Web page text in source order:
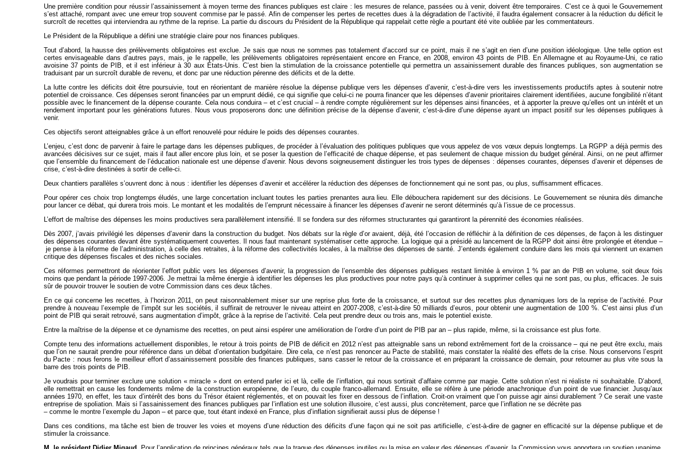
Une première condition pour réussir l’assainissement à moyen terme des finances publiques est claire : les mesures de relance, passées ou à venir, doivent être temporaires. C’est ce à quoi le Gouvernement
s’est attaché, rompant avec une erreur trop souvent commise par le passé. Afin de compenser les pertes de recettes dues à la dégradation de l’activité, il faudra également consacrer à la réduction du déficit le
surcroît de recettes qui interviendra au rythme de la reprise. La partie du discours du Président de la République qui rappelait cette règle a pourtant été vite oubliée par les commentateurs.
Le Président de la République a défini une stratégie claire pour nos finances publiques.
Tout d’abord, la hausse des prélèvements obligatoires est exclue. Je sais que nous ne sommes pas totalement d’accord sur ce point, mais il ne s’agit en rien d’une position idéologique. Une telle option est
certes envisageable dans d’autres pays, mais, je le rappelle, les prélèvements obligatoires représentaient encore en France, en 2008, environ 43 points de PIB. En Allemagne et au Royaume-Uni, ce ratio
avoisine 37 points de PIB, et il est inférieur à 30 aux États-Unis. C’est bien la stimulation de la croissance potentielle qui permettra un assainissement durable des finances publiques, son augmentation se
traduisant par un surcroît durable de revenu, et donc par une réduction pérenne des déficits et de la dette.
La lutte contre les déficits doit être poursuivie, tout en réorientant de manière résolue la dépense publique vers les dépenses d’avenir, c’est-à-dire vers les investissements productifs aptes à soutenir notre
potentiel de croissance. Ces dépenses seront financées par un emprunt dédié, ce qui signifie que celui-ci ne pourra financer que les dépenses d’avenir prioritaires clairement identifiées, aucune fongibilité n’étant
possible avec le financement de la dépense courante. Cela nous conduira – et c’est crucial – à rendre compte régulièrement sur les dépenses ainsi financées, et à apporter la preuve qu’elles ont un intérêt et un
rendement important pour les générations futures. Nous vous proposerons donc une définition précise de la dépense d’avenir, c’est-à-dire d’une dépense ayant un impact positif sur les dépenses publiques à
venir.
Ces objectifs seront atteignables grâce à un effort renouvelé pour réduire le poids des dépenses courantes.
L’enjeu, c’est donc de parvenir à faire le partage dans les dépenses publiques, de procéder à l’évaluation des politiques publiques que vous appelez de vos vœux depuis longtemps. La RGPP a déjà permis des
avancées décisives sur ce sujet, mais il faut aller encore plus loin, et se poser la question de l’efficacité de chaque dépense, et pas seulement de chaque mission du budget général. Ainsi, on ne peut affirmer
que l’ensemble du financement de l’éducation nationale est une dépense d’avenir. Nous devons soigneusement distinguer les trois types de dépenses : dépenses courantes, dépenses d’avenir et dépenses de
crise, c’est-à-dire destinées à sortir de celle-ci.
Deux chantiers parallèles s’ouvrent donc à nous : identifier les dépenses d’avenir et accélérer la réduction des dépenses de fonctionnement qui ne sont pas, ou plus, suffisamment efficaces.
Pour opérer ces choix trop longtemps éludés, une large concertation incluant toutes les parties prenantes aura lieu. Elle débouchera rapidement sur des décisions. Le Gouvernement se réunira dès dimanche
pour lancer ce débat, qui durera trois mois. Le montant et les modalités de l’emprunt nécessaire à financer les dépenses d’avenir ne seront déterminés qu’à l’issue de ce processus.
L’effort de maîtrise des dépenses les moins productives sera parallèlement intensifié. Il se fondera sur des réformes structurantes qui garantiront la pérennité des économies réalisées.
Dès 2007, j’avais privilégié les dépenses d’avenir dans la construction du budget. Nos débats sur la règle d’or avaient, déjà, été l’occasion de réfléchir à la définition de ces dépenses, de façon à les distinguer
des dépenses courantes devant être systématiquement couvertes. Il nous faut maintenant systématiser cette approche. La logique qui a présidé au lancement de la RGPP doit ainsi être prolongée et étendue –
je pense à la réforme de l’administration, à celle des retraites, à la réforme des collectivités locales, à la maîtrise des dépenses de santé. J’entends également conduire dans les mois qui viennent un examen
critique des dépenses fiscales et des niches sociales.
Ces réformes permettront de réorienter l’effort public vers les dépenses d’avenir, la progression de l’ensemble des dépenses publiques restant limitée à environ 1 % par an de PIB en volume, soit deux fois
moins que pendant la période 1997-2006. Je mettrai la même énergie à identifier les dépenses les plus productives pour notre pays qu’à continuer à supprimer celles qui ne sont pas, ou plus, efficaces. Je suis
sûr de pouvoir trouver le soutien de votre Commission dans ces deux tâches.
En ce qui concerne les recettes, à l’horizon 2011, on peut raisonnablement miser sur une reprise plus forte de la croissance, et surtout sur des recettes plus dynamiques lors de la reprise de l’activité. Pour
prendre à nouveau l’exemple de l’impôt sur les sociétés, il suffirait de retrouver le niveau atteint en 2007-2008, c’est-à-dire 50 milliards d’euros, pour obtenir une augmentation de 100 %. C’est ainsi plus d’un
point de PIB qui serait retrouvé, sans augmentation d’impôt, grâce à la reprise de l’activité. Cela peut prendre deux ou trois ans, mais le potentiel existe.
Entre la maîtrise de la dépense et ce dynamisme des recettes, on peut ainsi espérer une amélioration de l’ordre d’un point de PIB par an – plus rapide, même, si la croissance est plus forte.
Compte tenu des informations actuellement disponibles, le retour à trois points de PIB de déficit en 2012 n’est pas atteignable sans un rebond extrêmement fort de la croissance – qui ne peut être exclu, mais
que l’on ne saurait prendre pour référence dans un débat d’orientation budgétaire. Dire cela, ce n’est pas renoncer au Pacte de stabilité, mais constater la réalité des effets de la crise. Nous conservons l’esprit
du Pacte : nous ferons le meilleur effort d’assainissement possible des finances publiques, sans casser le retour de la croissance et en préparant la croissance de demain, pour retourner au plus vite sous la
barre des trois points de PIB.
Je voudrais pour terminer exclure une solution « miracle » dont on entend parler ici et là, celle de l’inflation, qui nous sortirait d’affaire comme par magie. Cette solution n’est ni réaliste ni souhaitable. D’abord,
elle remettrait en cause les fondements même de la construction européenne, de l’euro, du couple franco-allemand. Ensuite, elle se réfère à une période anachronique d’un point de vue financier. Jusqu’aux
années 1970, en effet, les taux d’intérêt des bons du Trésor étaient réglementés, et on pouvait les fixer en dessous de l’inflation. Croit-on vraiment que l’on puisse agir ainsi durablement ? Ce serait une vaste
entreprise de spoliation. Mais si l’assainissement des finances publiques par l’inflation est une solution illusoire, c’est aussi, plus concrètement, parce que l’inflation ne se décrète pas
– comme le montre l’exemple du Japon – et parce que, tout étant indexé en France, plus d’inflation signifierait aussi plus de dépense !
Dans ces conditions, ma tâche est bien de trouver les voies et moyens d’une réduction des déficits d’une façon qui ne soit pas artificielle, c’est-à-dire de gagner en efficacité sur la dépense publique et de
stimuler la croissance.